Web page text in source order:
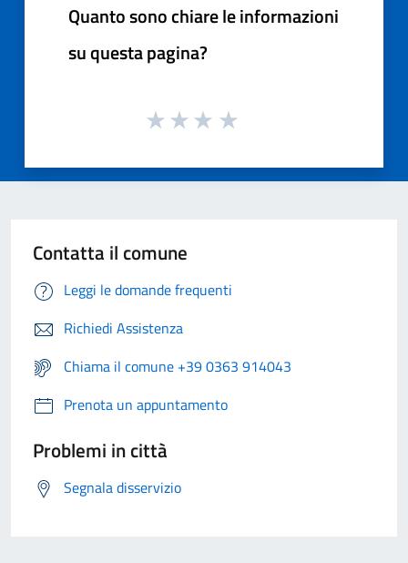
Quanto sono chiare le informazioni
su questa pagina?
Contatta il comune
Leggi le domande frequenti
Richiedi Assistenza
Chiama il comune +39 0363 914043
Prenota un appuntamento
Problemi in città
Segnala disservizio